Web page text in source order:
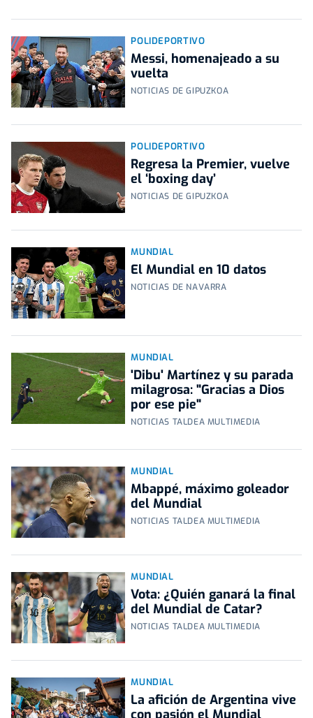
POLIDEPORTIVO
Messi, homenajeado a su
vuelta
NOTICIAS DE GIPUZKOA
POLIDEPORTIVO
Regresa la Premier, vuelve
el ‘boxing day’
NOTICIAS DE GIPUZKOA
MUNDIAL
El Mundial en 10 datos
NOTICIAS DE NAVARRA
MUNDIAL
'Dibu' Martínez y su parada
milagrosa: "Gracias a Dios
por ese pie"
NOTICIAS TALDEA MULTIMEDIA
MUNDIAL
Mbappé, máximo goleador
del Mundial
NOTICIAS TALDEA MULTIMEDIA
MUNDIAL
Vota: ¿Quién ganará la final
del Mundial de Catar?
NOTICIAS TALDEA MULTIMEDIA
MUNDIAL
La afición de Argentina vive
con pasión el Mundial